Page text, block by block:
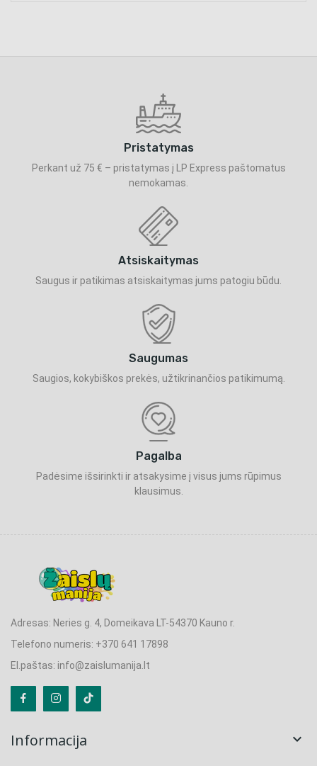
Pristatymas
Perkant už 75 € – pristatymas į LP Express paštomatus
nemokamas.
Atsiskaitymas
Saugus ir patikimas atsiskaitymas jums patogiu būdu.
Saugumas
Saugios, kokybiškos prekės, užtikrinančios patikimumą.
Pagalba
Padėsime išsirinkti ir atsakysime į visus jums rūpimus
klausimus.
Adresas: Neries g. 4, Domeikava LT-54370 Kauno r.
Telefono numeris: +370 641 17898
El.paštas: info@zaislumanija.lt
Informacija 